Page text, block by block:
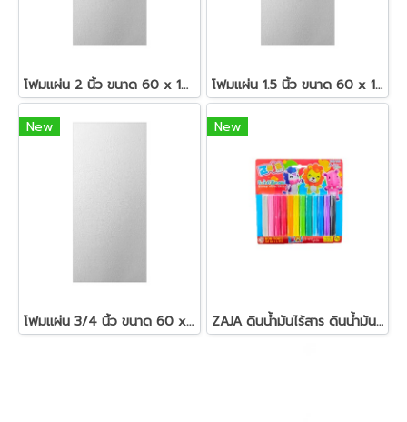
โฟมแผ่น 2 นิ้ว ขนาด 60 x 120 ซม.สีขาว โฟมแผ่น 1.5 นิ้ว ขนาด 60 x 120 ซม.สีขาว
New
โฟมแผ่น 3/4 นิ้ว ขนาด 60 x 120 ซม.สีขาว
New
ZAJA ดินน้ำมันไร้สาร ดินน้ำมันแท่งกลม 200 กรัม